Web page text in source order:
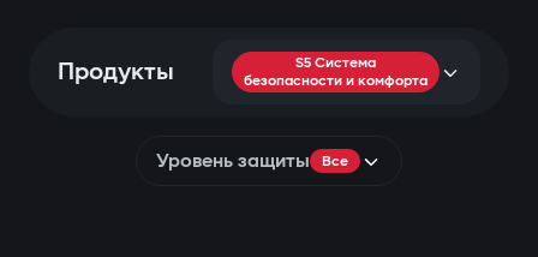
Продукты
S5 Система
безопасности и комфорта
Уровень защиты Все